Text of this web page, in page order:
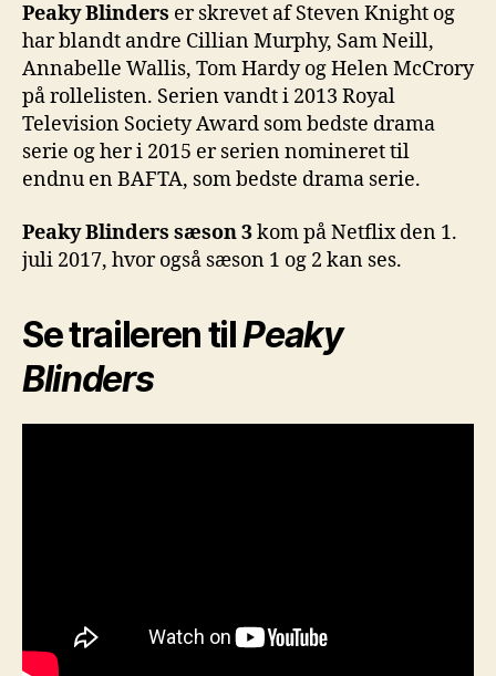
Peaky Blinders er skrevet af Steven Knight og
har blandt andre Cillian Murphy, Sam Neill,
Annabelle Wallis, Tom Hardy og Helen McCrory
på rollelisten. Serien vandt i 2013 Royal
Television Society Award som bedste drama
serie og her i 2015 er serien nomineret til
endnu en BAFTA, som bedste drama serie.
Peaky Blinders sæson 3kom på Netflix den 1.
juli 2017, hvor også sæson 1 og 2 kan ses.
Se traileren tilPeaky
Blinders